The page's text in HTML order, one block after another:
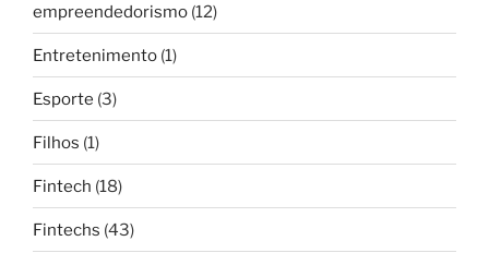
empreendedorismo (12)
Entretenimento (1)
Esporte (3)
Filhos (1)
Fintech (18)
Fintechs (43)